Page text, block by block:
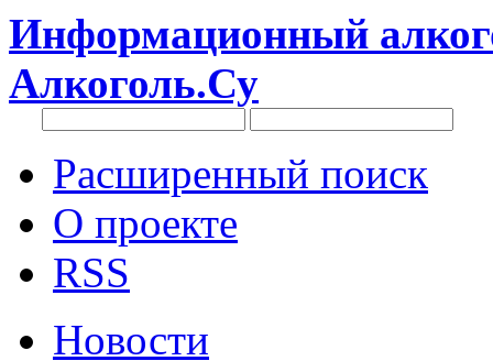
Информационный
Алкоголь.Су
Расширенный поиск
О проекте
RSS
Новости